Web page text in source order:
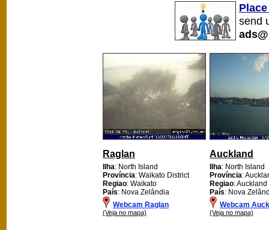
send
Raglan
Ilha: North Island
Província: Waikato District
Regiao: Waikato
País: Nova Zelândia
Webcam Raglan
(Veja no mapa)
Auckland
Ilha: North Island
Província:
Regiao: Auckland
País: Nova
Webcam
(Veja no mapa)